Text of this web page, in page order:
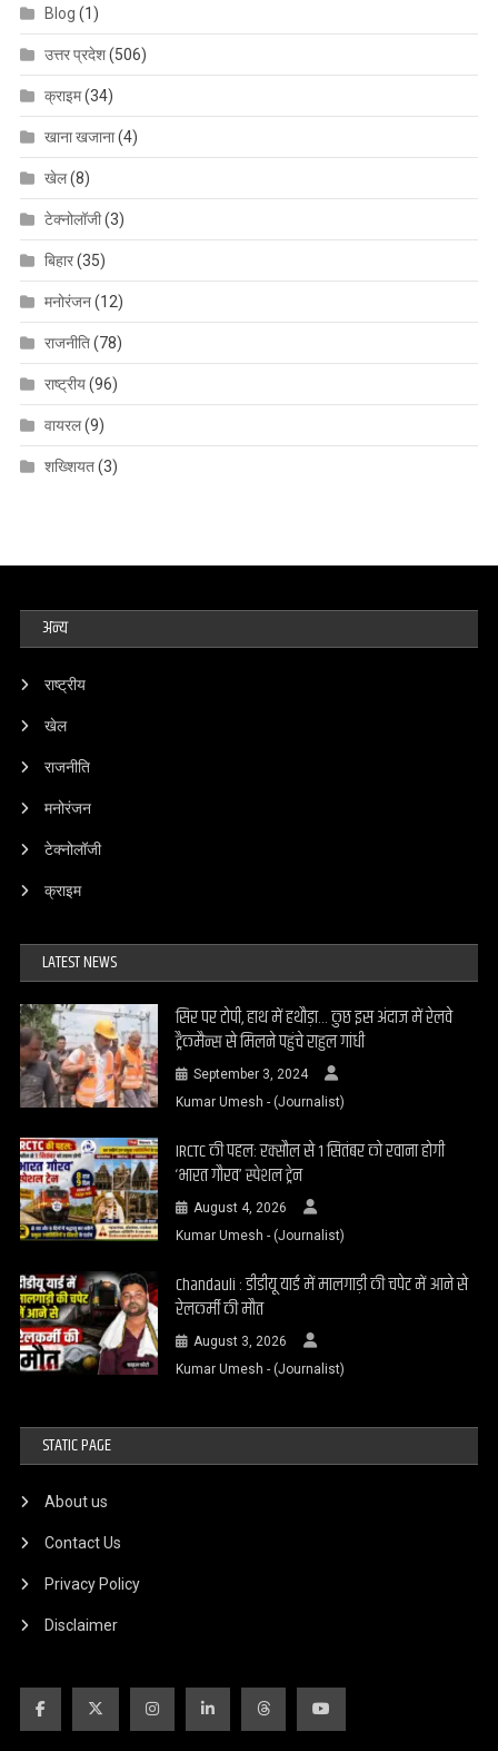
Blog (1)
उत्तर प्रदेश(506)
क्राइम(34)
खाना खजाना(4)
खेल(8)
टेक्नोलॉजी(3)
बिहार(35)
मनोरंजन(12)
राजनीति(78)
राष्ट्रीय(96)
वायरल(9)
शख्शियत(3)
अन्य
राष्ट्रीय
खेल
राजनीति
मनोरंजन
टेक्नोलॉजी
क्राइम
LATEST NEWS
सिर पर टोपी, हाथ में हथौड़ा… कुछ इस अंदाज में रेलवे
ट्रैकमैन्स से मिलने पहुंचे राहुल गांधी
September 3, 2024
Kumar Umesh - (Journalist)
IRCTC की पहल: रक्सौल से 1 सितंबर को रवाना होगी
‘भारत गौरव’ स्पेशल ट्रेन
August 4, 2026
Kumar Umesh - (Journalist)
Chandauli : डीडीयू यार्ड में मालगाड़ी की चपेट में आने से
रेलकर्मी की मौत
August 3, 2026
Kumar Umesh - (Journalist)
STATIC PAGE
About us
Contact Us
Privacy Policy
Disclaimer